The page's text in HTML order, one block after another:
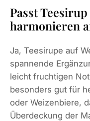
Passt
harmonieren
Ja, Teesirupe auf
spannende
leicht fruchtigen
besonders gut für
oder Weizenbiere,
Überdeckung der